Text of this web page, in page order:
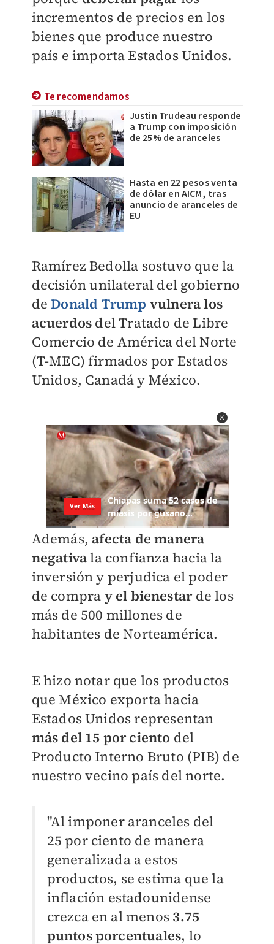
incrementos de precios en los
bienes que produce nuestro
país e importa Estados Unidos.
Te recomendamos
Justin Trudeau responde
a Trump con imposición
de 25% de aranceles
Hasta en 22 pesos venta
de dólar en AICM, tras
anuncio de aranceles de
EU
Ramírez Bedolla sostuvo que la
decisión unilateral del gobierno
deDonald Trump vulnera los
acuerdos del Tratado de Libre
Comercio de América del Norte
(T-MEC) firmados por Estados
Unidos, Canadá y México.
Además, afecta de manera
negativala confianza hacia la
inversión y perjudica el poder
de compra y el bienestar de los
más de 500 millones de
habitantes de Norteamérica.
E hizo notar que los productos
que México exporta hacia
Estados Unidos representan
más del 15 por ciento del
Producto Interno Bruto (PIB) de
nuestro vecino país del norte.
"Al imponer aranceles del
25 por ciento de manera
generalizada a estos
productos, se estima que la
inflación estadounidense
crezca en al menos 3.75
puntos porcentuales, lo